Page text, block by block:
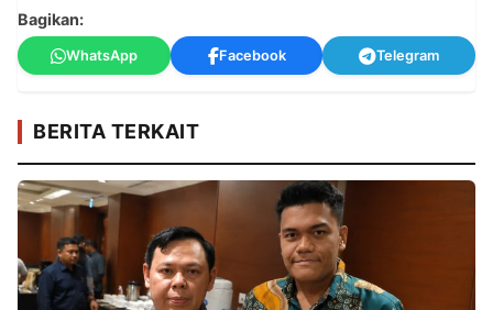
Bagikan:
WhatsApp Facebook Telegram
BERITA TERKAIT